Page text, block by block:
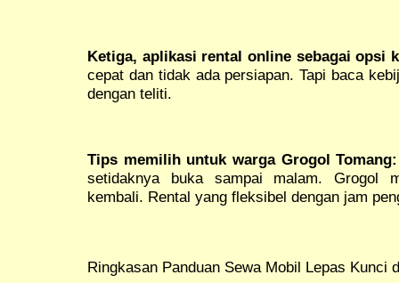
Ketiga, aplikasi rental online sebagai opsi
cepat dan tidak ada persiapan. Tapi baca
dengan teliti.
Tips memilih untuk warga Grogol Tomang:
setidaknya buka sampai malam. Grogol
kembali. Rental yang fleksibel dengan jam
Ringkasan Panduan Sewa Mobil Lepas Kunci